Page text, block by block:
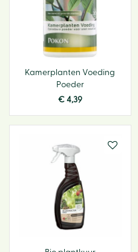
Kamerplanten Voeding
Poeder
€ 4,39